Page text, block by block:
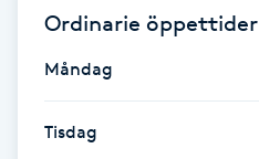
Gravidmassage
Gravidyoga
Gruppträning
Ordinarie öppettider
Måndag
Tisdag